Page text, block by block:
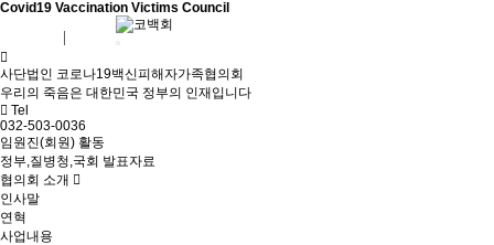
Covid19 Vaccination Victims Council
사단법인 코로나19백신피해자가족협의회
우리의 죽음은 대한민국 정부의 인재입니다
Tel
032-503-0036
임원진(회원) 활동
정부,질병청,국회 발표자료
협의회 소개
인사말
연혁
사업내용